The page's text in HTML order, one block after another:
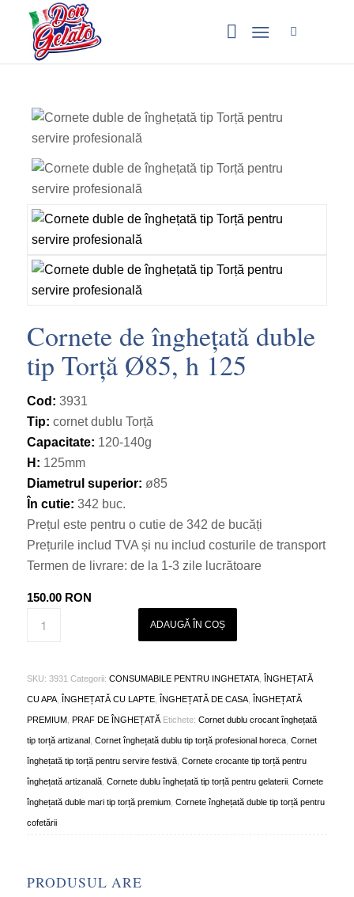
Cornete de înghețată duble
tip Torță Ø85, h 125
Cod: 3931
Tip: cornet dublu Torță
Capacitate: 120-140g
H: 125mm
Diametrul superior: ø85
În cutie: 342 buc.
Prețul este pentru o cutie de 342 de bucăți
Prețurile includ TVA și nu includ costurile de transport
Termen de livrare: de la 1-3 zile lucrătoare
150.00 RON
ADAUGĂ ÎN COȘ
SKU: 3931 Categorii: CONSUMABILE PENTRU INGHETATA, ÎNGHEȚATĂ
CU APA, ÎNGHEȚATĂ CU LAPTE, ÎNGHEȚATĂ DE CASA, ÎNGHEȚATĂ
PREMIUM, PRAF DE ÎNGHEȚATĂ Etichete: Cornet dublu crocant înghețată
tip torță artizanal, Cornet înghețată dublu tip torță profesional horeca, Cornet
înghețată tip torță pentru servire festivă, Cornete crocante tip torță pentru
înghețată artizanală, Cornete dublu înghețată tip torță pentru gelaterii, Cornete
înghețată duble mari tip torță premium, Cornete înghețată duble tip torță pentru
cofetării
PRODUSUL ARE